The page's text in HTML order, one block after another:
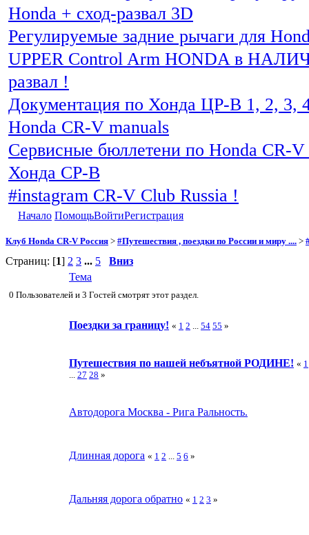
Honda + сход-развал 3D
Регулируемые задние рычаги для
UPPER Control Arm HONDA в
развал !
Документация по Хонда ЦР-В 1, 2, 3,
Honda CR-V manuals
Сервисные бюллетени по Honda CR-
Хонда СР-В
#instagram CR-V Club Russia !
Начало ПомощьВойтиРегистрация
Клуб Honda CR-V Россия > #Путешествия , поездки по России и миру .... >
Страниц: [1] 2 3 ... 5
Вниз
Тема
0 Пользователей и 3 Гостей смотрят этот раздел.
Поездки за границу! « 1 2 54 55 »
Путешествия по нашей небъятной РОДИНЕ! « 1
27 28 »
Автодорога Москва - Рига Ральность.
Длинная дорога « 1 2 5 6 »
Дальняя дорога обратно « 1 2 3 »